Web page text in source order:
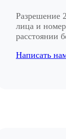
Разрешение
лица и
расстоянии
Написать